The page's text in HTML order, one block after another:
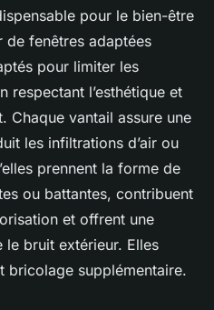
pour le bien-être
de fenêtres adaptées
pour limiter les
respectant l’esthétique et
Chaque vantail assure une
les infiltrations d’air ou
prennent la forme de
ou battantes, contribuent
et offrent une
bruit extérieur. Elles
bricolage supplémentaire.